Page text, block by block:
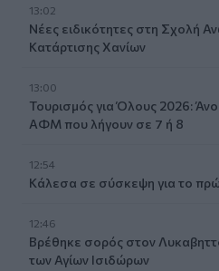
13:02
Νέες ειδικότητες στη Σχολή
Κατάρτισης Χανίων
13:00
Τουρισμός για Όλους 2026:
ΑΦΜ που λήγουν σε 7 ή 8
12:54
Κάλεσα σε σύσκεψη για το
12:46
Βρέθηκε σορός στον
των Αγίων Ισιδώρων